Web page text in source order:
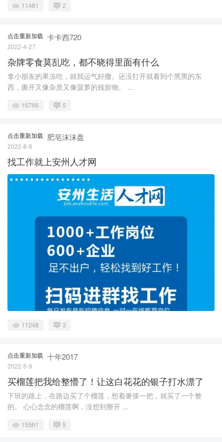
11481 2
点击重新加载 卡卡西720
2022-4-27
杂牌零食莫乱吃，都不晓得里面有什么
拿小朋友的果冻吃，就我运气好撒。还没打开就看到个黑黑的东
西，撕开又像杂质又像菠萝的残留物。 ...
16766 5
点击重新加载 肥皂沫沫盘
2022-8-8
找工作就上安州人才网
11248 3
点击重新加载 十年2017
2022-5-9
买榴莲把我给整懵了！让这白花花的银子打水漂了
下班的路上，在路边买了个榴莲，想着奢侈一把，就买了一个整
的。 心心念念的榴莲啊，没想到掰开 ...
15561 5